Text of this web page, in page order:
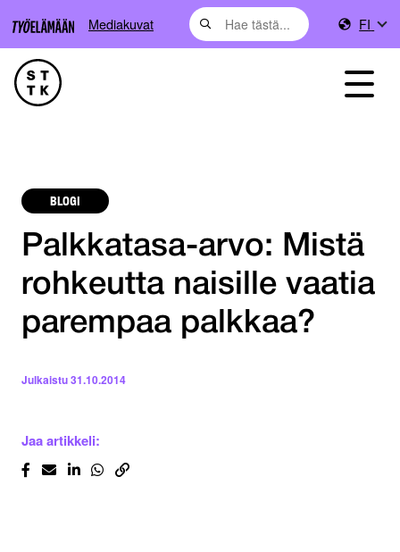
Mediakuvat FI
BLOGI
Palkkatasa-arvo: Mistä
rohkeutta naisille vaatia
parempaa palkkaa?
Julkaistu31.10.2014
Jaa artikkeli: